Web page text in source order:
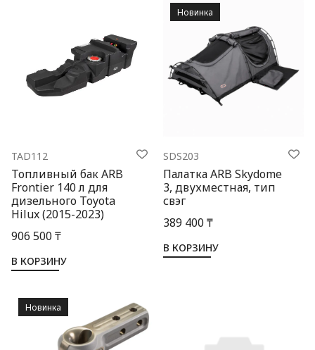
TAD112
Топливный бак ARB
Frontier 140 л для
дизельного Toyota
Hilux (2015-2023)
906 500 ₸
В КОРЗИНУ
SDS203
Палатка ARB Skydome
3, двухместная, тип
свэг
389 400 ₸
В КОРЗИНУ
Новинка
Новинка